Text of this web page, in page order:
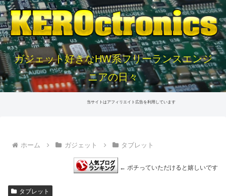
ガジェット好きなHW系フリーランスエンジ
ニアの日々
当サイトはアフィリエイト広告を利用しています
ホーム ガジェット タブレット
← ポチっていただけると嬉しいです
タブレット